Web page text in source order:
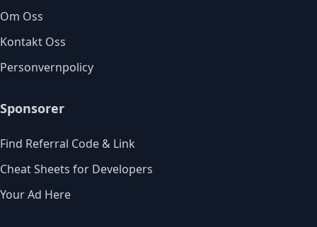
Om Oss
Kontakt Oss
Personvernpolicy
Sponsorer
Find Referral Code & Link
Cheat Sheets for Developers
Your Ad Here